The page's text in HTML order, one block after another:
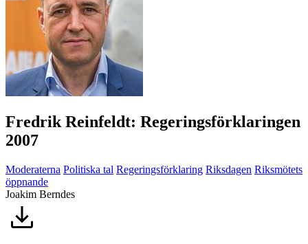
Fredrik Reinfeldt: Regeringsförklaringen
2007
Moderaterna Politiska tal Regeringsförklaring Riksdagen Riksmötets
öppnande
Joakim Berndes